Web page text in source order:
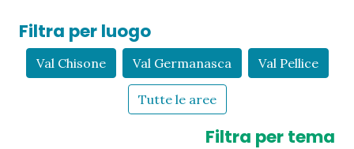
Filtra per luogo
Val Chisone Val Germanasca Val Pellice
Tutte le aree
Filtra per tema